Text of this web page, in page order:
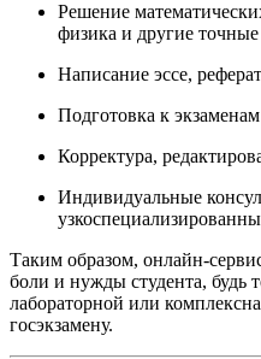
Решение
физика и другие
Написание эссе,
Подготовка к
Корректура,
Индивидуальные
Таким образом, онлайн-
боли и нужды студента, будь
лабораторной или
госэкзамену.